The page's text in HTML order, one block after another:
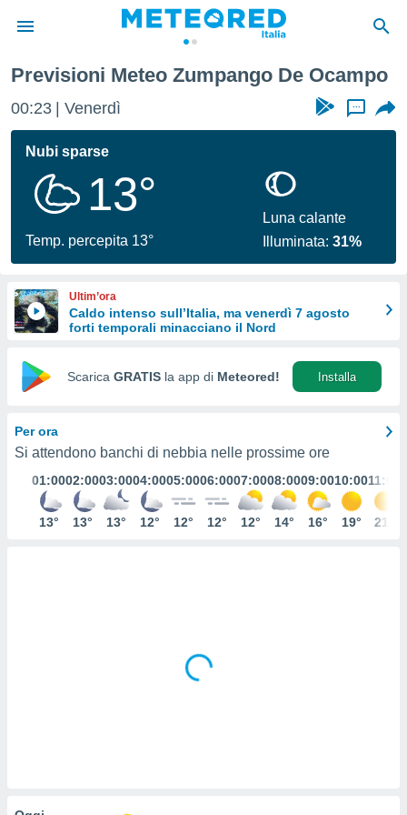
di
per
le
di
Web
ACCETTA
Previsioni Meteo Zumpango De Ocampo
00:23 Venerdì ...
Nubi sparse
13°
Temp. percepita 13°
Luna calante
Illuminata:31%
Ultim’ora
Caldo intenso sull’Italia, ma venerdì 7 agosto
forti temporali minacciano il Nord
Scarica GRATIS la app di Meteored! Installa
Per ora
Si attendono banchi di nebbia nelle prossime ore
01:00
13°
02:00
13°
03:00
13°
04:00
12°
05:00
12°
06:00
12°
07:00
12°
08:00
14°
09:00
16°
10:00
19°
11:00
21°